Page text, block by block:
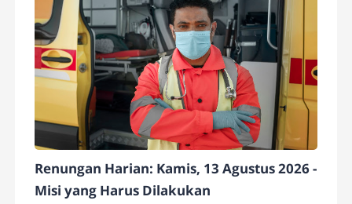
Renungan Harian: Kamis, 13 Agustus 2026 -
Misi yang Harus Dilakukan